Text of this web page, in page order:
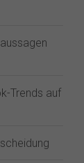
Trends auf